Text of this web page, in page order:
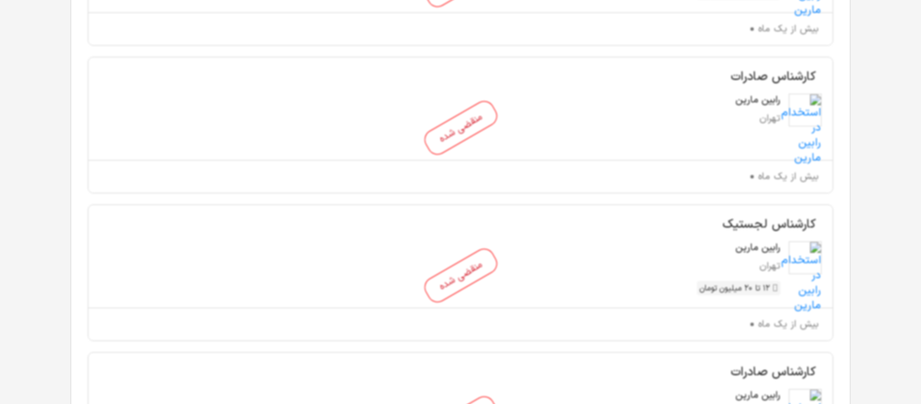
بیش از یک ماه
منقضی شده
کارشناس صادرات
رابین مارین
تهران
بیش از یک ماه
منقضی شده
کارشناس لجستیک
رابین مارین
تهران
12 تا 20 میلیون تومان
بیش از یک ماه
کارشناس صادرات
رابین مارین